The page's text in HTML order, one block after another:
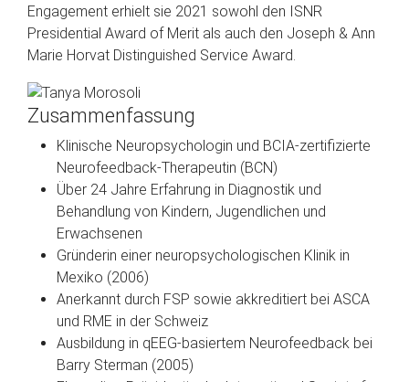
Engagement erhielt sie 2021 sowohl den ISNR
Presidential Award of Merit als auch den Joseph & Ann
Marie Horvat Distinguished Service Award.
Zusammenfassung
Klinische Neuropsychologin und BCIA-zertifizierte
Neurofeedback-Therapeutin (BCN)
Über 24 Jahre Erfahrung in Diagnostik und
Behandlung von Kindern, Jugendlichen und
Erwachsenen
Gründerin einer neuropsychologischen Klinik in
Mexiko (2006)
Anerkannt durch FSP sowie akkreditiert bei ASCA
und RME in der Schweiz
Ausbildung in qEEG-basiertem Neurofeedback bei
Barry Sterman (2005)